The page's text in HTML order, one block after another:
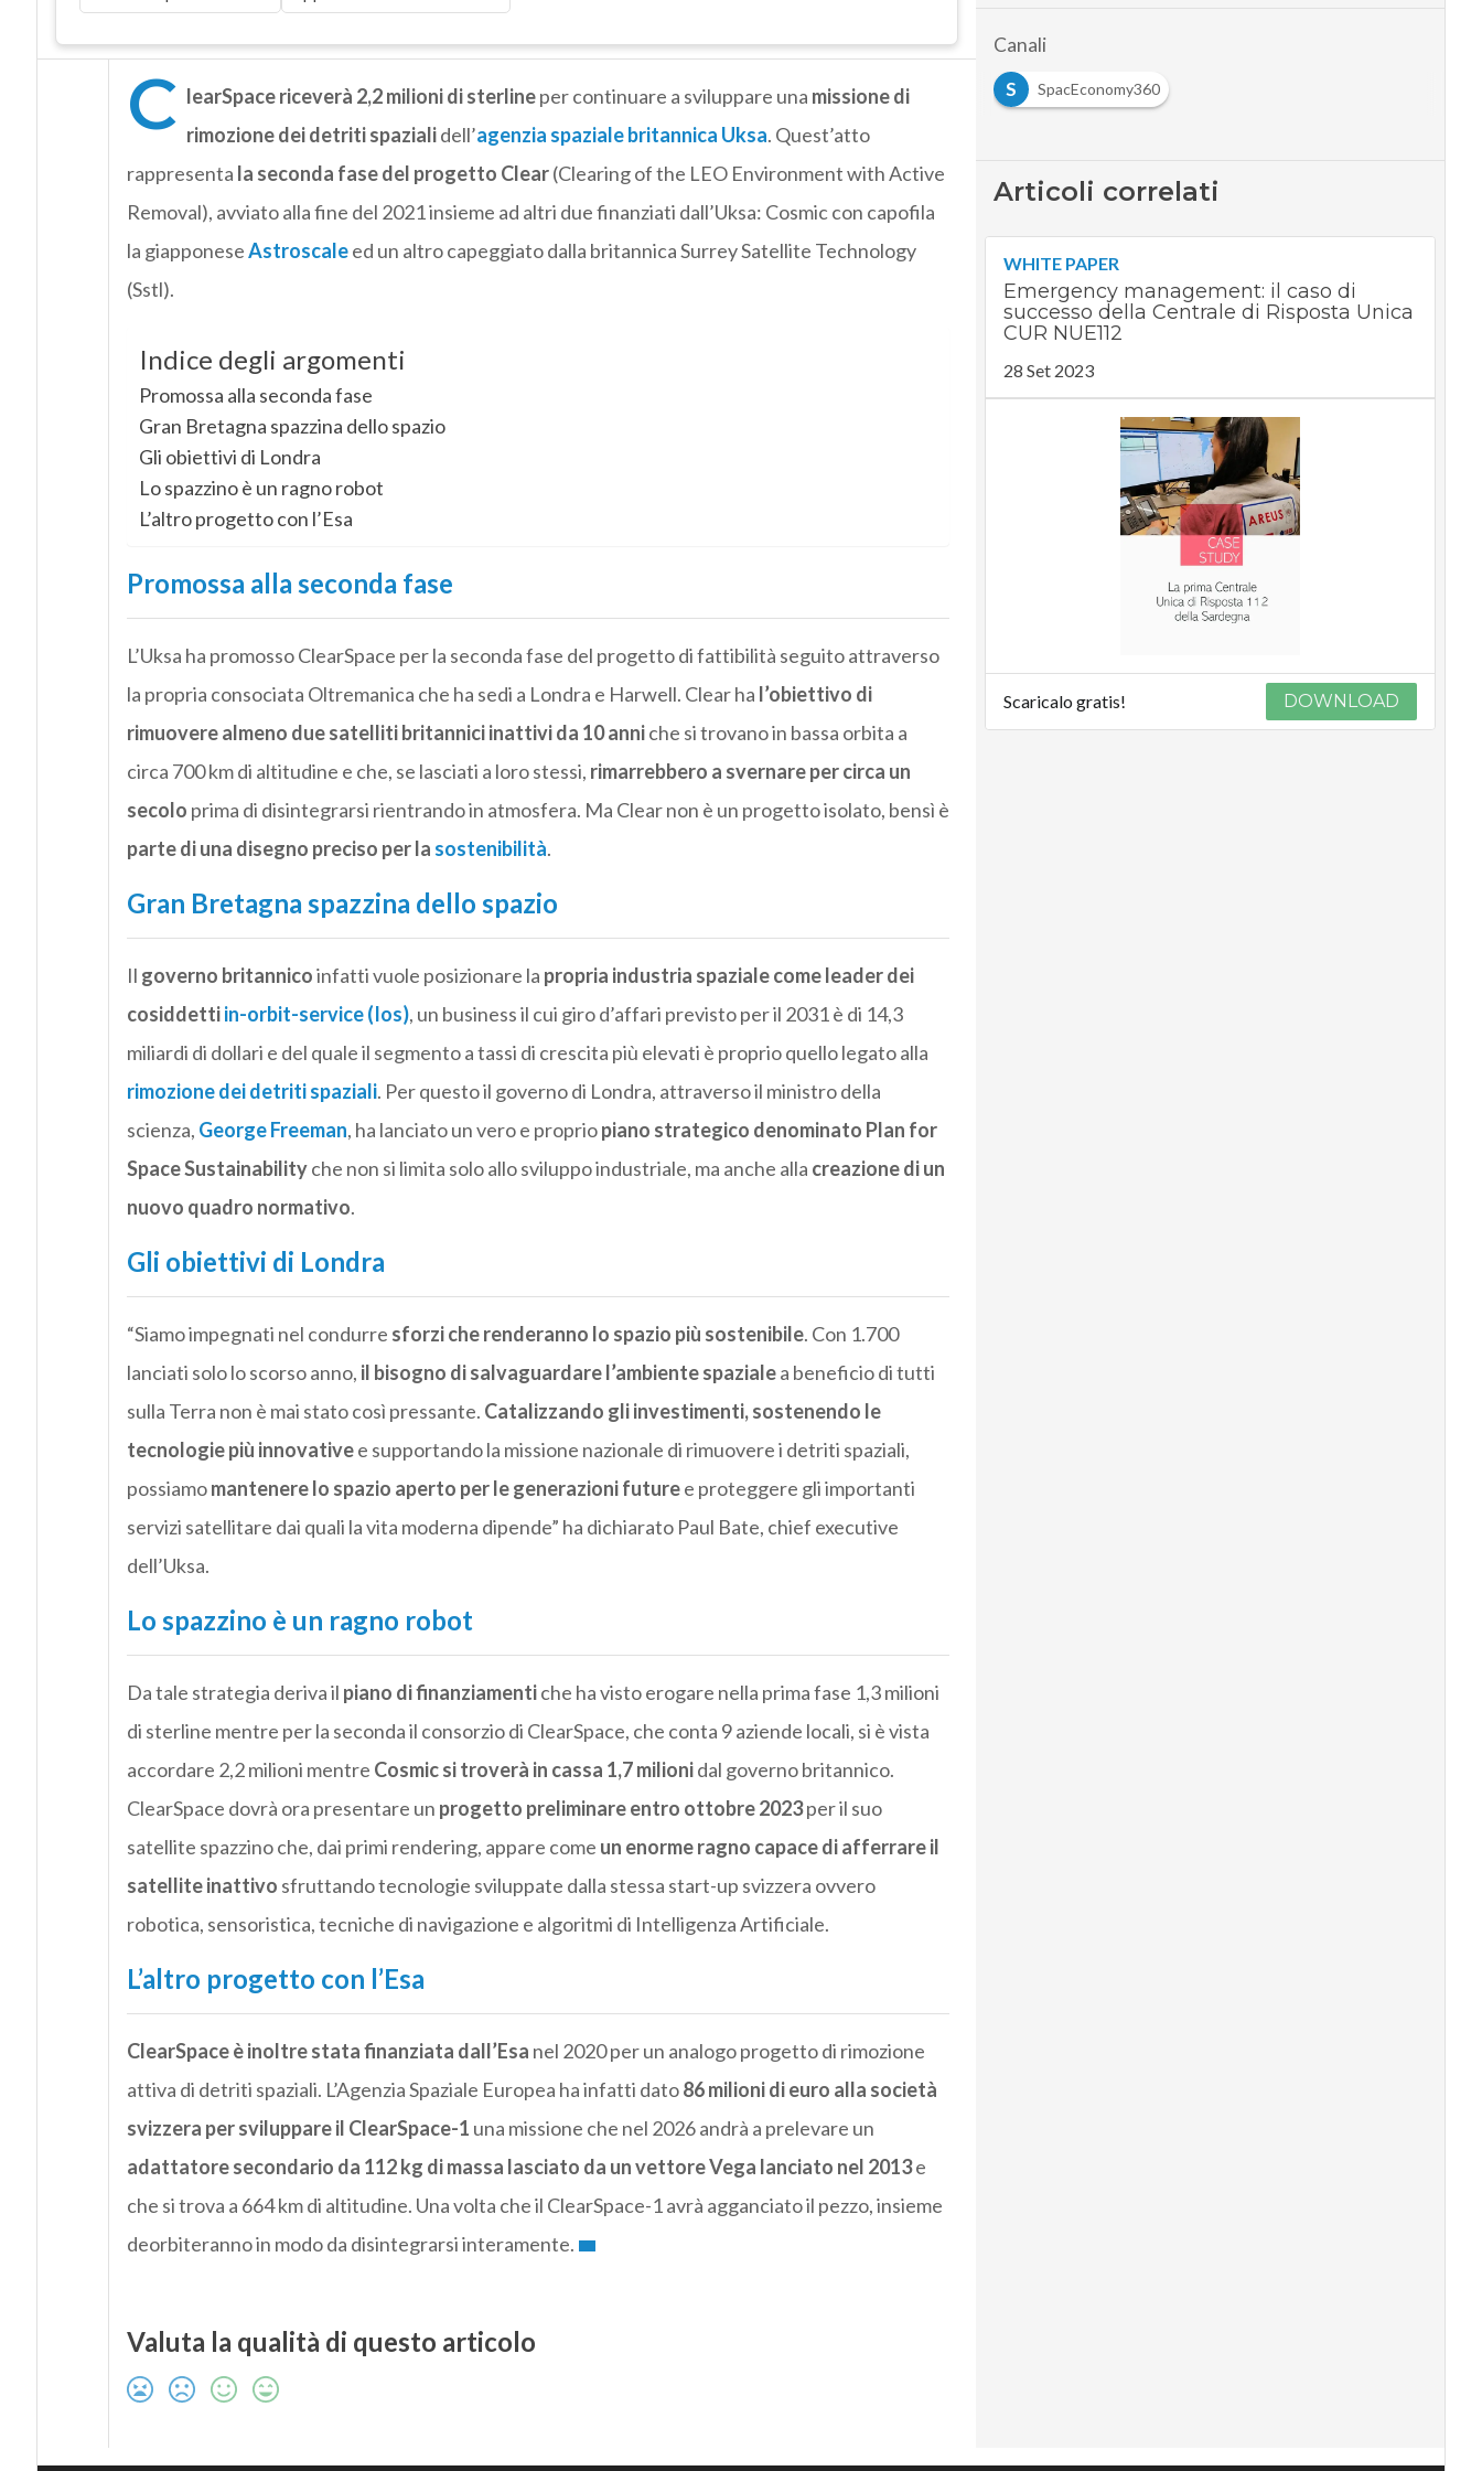
C learSpace riceverà 2,2 milioni di sterlineper continuare a sviluppare una missione di
rimozione dei detriti spazialidell’agenzia spaziale britannica Uksa. Quest’atto
rappresenta la seconda fase del progetto Clear(Clearing of the LEO Environment with Active
Removal), avviato alla fine del 2021 insieme ad altri due finanziati dall’Uksa: Cosmic con capofila
la giapponeseAstroscaleed un altro capeggiato dalla britannica Surrey Satellite Technology
(Sstl).
Indice degli argomenti
Promossa alla seconda fase
Gran Bretagna spazzina dello spazio
Gli obiettivi di Londra
Lo spazzino è un ragno robot
L’altro progetto con l’Esa
Promossa alla seconda fase
L’Uksa ha promosso ClearSpace per la seconda fase del progetto di fattibilità seguito attraverso
la propria consociata Oltremanica che ha sedi a Londra e Harwell. Clear ha l’obiettivo di
rimuovere almeno due satelliti britannici inattivi da 10 anniche si trovano in bassa orbita a
circa 700 km di altitudine e che, se lasciati a loro stessi, rimarrebbero a svernare per circa un
secolo prima di disintegrarsi rientrando in atmosfera. Ma Clear non è un progetto isolato, bensì è
parte di una disegno preciso per la sostenibilità.
Gran Bretagna spazzina dello spazio
Il governo britannicoinfatti vuole posizionare la propria industria spaziale come leader dei
cosiddettiin-orbit-service (Ios), un business il cui giro d’affari previsto per il 2031 è di 14,3
miliardi di dollari e del quale il segmento a tassi di crescita più elevati è proprio quello legato alla
rimozione dei detriti spaziali. Per questo il governo di Londra, attraverso il ministro della
scienza, George Freeman, ha lanciato un vero e propriopiano strategico denominato Plan for
Space Sustainabilityche non si limita solo allo sviluppo industriale, ma anche alla creazione di un
nuovo quadro normativo.
Gli obiettivi di Londra
“Siamo impegnati nel condurre sforzi che renderanno lo spazio più sostenibile. Con 1.700
lanciati solo lo scorso anno, il bisogno di salvaguardare l’ambiente spazialea beneficio di tutti
sulla Terra non è mai stato così pressante. Catalizzando gli investimenti, sostenendo le
tecnologie più innovativee supportando la missione nazionale di rimuovere i detriti spaziali,
possiamomantenere lo spazio aperto per le generazioni futuree proteggere gli importanti
servizi satellitare dai quali la vita moderna dipende” ha dichiarato Paul Bate, chief executive
dell’Uksa.
Lo spazzino è un ragno robot
Da tale strategia deriva il piano di finanziamentiche ha visto erogare nella prima fase 1,3 milioni
di sterline mentre per la seconda il consorzio di ClearSpace, che conta 9 aziende locali, si è vista
accordare 2,2 milioni mentre Cosmic si troverà in cassa 1,7 milionidal governo britannico.
ClearSpace dovrà ora presentare un progetto preliminare entro ottobre 2023per il suo
satellite spazzino che, dai primi rendering, appare come un enorme ragno capace di afferrare il
satellite inattivo sfruttando tecnologie sviluppate dalla stessa start-up svizzera ovvero
robotica, sensoristica, tecniche di navigazione e algoritmi di Intelligenza Artificiale.
L’altro progetto con l’Esa
ClearSpace è inoltre stata finanziata dall’Esa nel 2020 per un analogo progetto di rimozione
attiva di detriti spaziali. L’Agenzia Spaziale Europea ha infatti dato86 milioni di euro alla società
svizzera per sviluppare il ClearSpace-1 una missione che nel 2026 andrà a prelevare un
adattatore secondario da 112 kg di massa lasciato da un vettore Vega lanciato nel 2013e
che si trova a 664 km di altitudine. Una volta che il ClearSpace-1 avrà agganciato il pezzo, insieme
deorbiteranno in modo da disintegrarsi interamente.
Valuta la qualità di questo articolo
Canali
S
SpacEconomy360
Articoli correlati
WHITE PAPER
Emergency management: il caso di
successo della Centrale di Risposta Unica
CUR NUE112
28 Set 2023
Scaricalo gratis! DOWNLOAD